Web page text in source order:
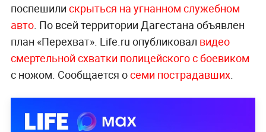
поспешили скрыться на угнанном служебном
авто. По всей территории Дагестана объявлен
план «Перехват». Life.ru опубликовал видео
смертельной схватки полицейского с боевиком
с ножом. Сообщается осеми пострадавших.